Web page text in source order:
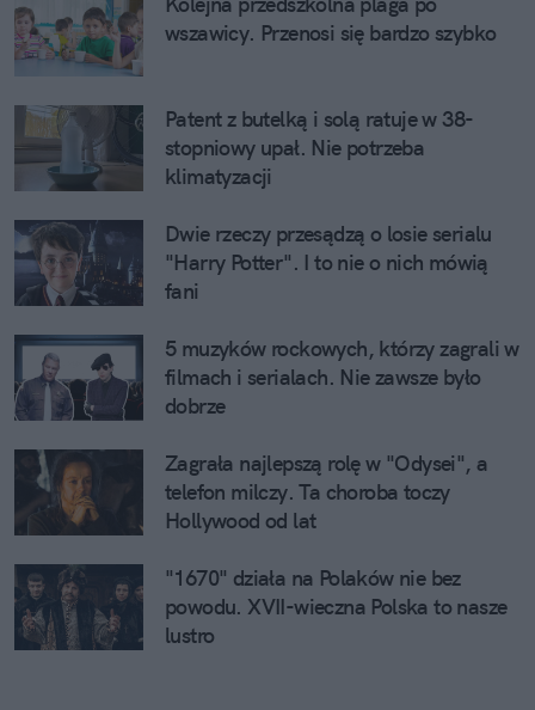
wszawicy. Przenosi się bardzo szybko
Patent z butelką i solą ratuje w 38-
stopniowy upał. Nie potrzeba
klimatyzacji
Dwie rzeczy przesądzą o losie serialu
"Harry Potter". I to nie o nich mówią
fani
5 muzyków rockowych, którzy zagrali w
filmach i serialach. Nie zawsze było
dobrze
Zagrała najlepszą rolę w "Odysei", a
telefon milczy. Ta choroba toczy
Hollywood od lat
"1670" działa na Polaków nie bez
powodu. XVII-wieczna Polska to nasze
lustro